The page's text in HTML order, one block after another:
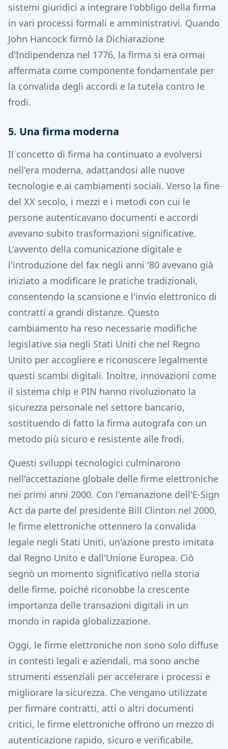
sistemi giuridici a integrare l'obbligo della firma
in vari processi formali e amministrativi. Quando
John Hancock firmò la Dichiarazione
d'Indipendenza nel 1776, la firma si era ormai
affermata come componente fondamentale per
la convalida degli accordi e la tutela contro le
frodi.
5. Una firma moderna
Il concetto di firma ha continuato a evolversi
nell'era moderna, adattandosi alle nuove
tecnologie e ai cambiamenti sociali. Verso la fine
del XX secolo, i mezzi e i metodi con cui le
persone autenticavano documenti e accordi
avevano subito trasformazioni significative.
L'avvento della comunicazione digitale e
l'introduzione del fax negli anni '80 avevano già
iniziato a modificare le pratiche tradizionali,
consentendo la scansione e l'invio elettronico di
contratti a grandi distanze. Questo
cambiamento ha reso necessarie modifiche
legislative sia negli Stati Uniti che nel Regno
Unito per accogliere e riconoscere legalmente
questi scambi digitali. Inoltre, innovazioni come
il sistema chip e PIN hanno rivoluzionato la
sicurezza personale nel settore bancario,
sostituendo di fatto la firma autografa con un
metodo più sicuro e resistente alle frodi.
Questi sviluppi tecnologici culminarono
nell'accettazione globale delle firme elettroniche
nei primi anni 2000. Con l'emanazione dell'E-Sign
Act da parte del presidente Bill Clinton nel 2000,
le firme elettroniche ottennero la convalida
legale negli Stati Uniti, un'azione presto imitata
dal Regno Unito e dall'Unione Europea. Ciò
segnò un momento significativo nella storia
delle firme, poiché riconobbe la crescente
importanza delle transazioni digitali in un
mondo in rapida globalizzazione.
Oggi, le firme elettroniche non sono solo diffuse
in contesti legali e aziendali, ma sono anche
strumenti essenziali per accelerare i processi e
migliorare la sicurezza. Che vengano utilizzate
per firmare contratti, atti o altri documenti
critici, le firme elettroniche offrono un mezzo di
autenticazione rapido, sicuro e verificabile,